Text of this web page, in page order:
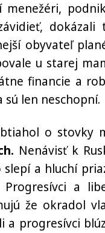
menežéri,
obyvateľ
u starej
financie a
len neschopní.
o stovky
Nenávisť k
a hluchí
Progresívci a
že okradol
a progresívci